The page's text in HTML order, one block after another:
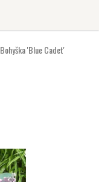
Bohyška 'Blue Cadet'